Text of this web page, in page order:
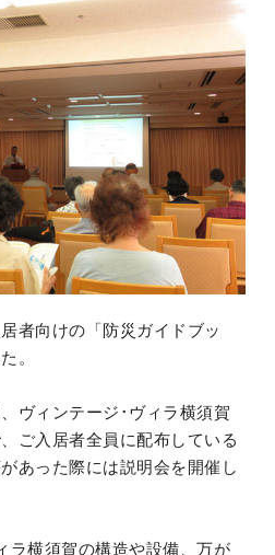
者向けの「防災ガイドブッ
。
ヴィンテージ･ヴィラ横須賀
ご入居者全員に配布している
あった際には説明会を開催し
ラ横須賀の構造や設備、万が